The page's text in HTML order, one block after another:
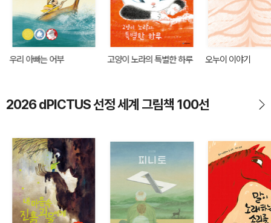
우리 아빠는 어부 고양이 노라의 특별한 하루 오누이 이야기
2026 dPICTUS 선정 세계 그림책 100선